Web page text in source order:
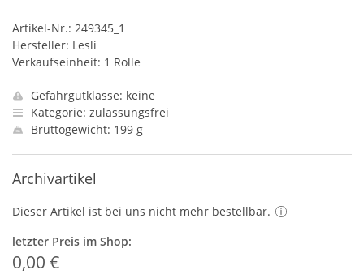
Artikel-Nr.: 249345_1
Hersteller: Lesli
Verkaufseinheit: 1 Rolle
Gefahrgutklasse: keine
Kategorie: zulassungsfrei
Bruttogewicht: 199 g
Archivartikel
Dieser Artikel ist bei uns nicht mehr bestellbar.
letzter Preis im Shop:
0,00 €